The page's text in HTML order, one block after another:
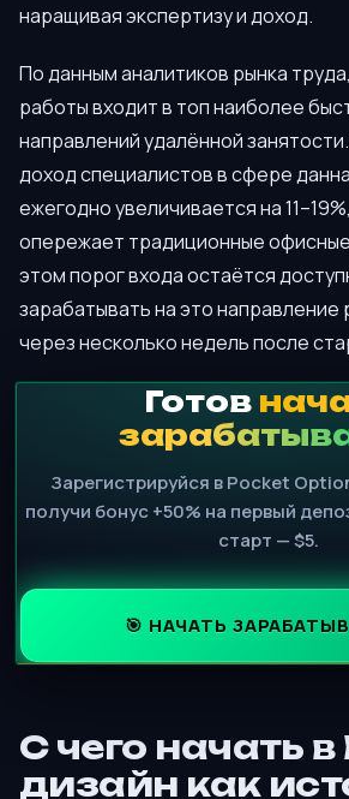
наращивая экспертизу и доход.
По данным аналитиков рынка
работы входит в топ наиболее
направлений удалённой
доход специалистов в сфере
ежегодно увеличивается на
опережает традиционные
этом порог входа остаётся
зарабатывать на это направление
через несколько недель после
Готов
Зарегистрируйся в Pocket
получи бонус +50% на первый
старт — $5.
🎯 НАЧАТЬ
С чего начать в
дизайн как